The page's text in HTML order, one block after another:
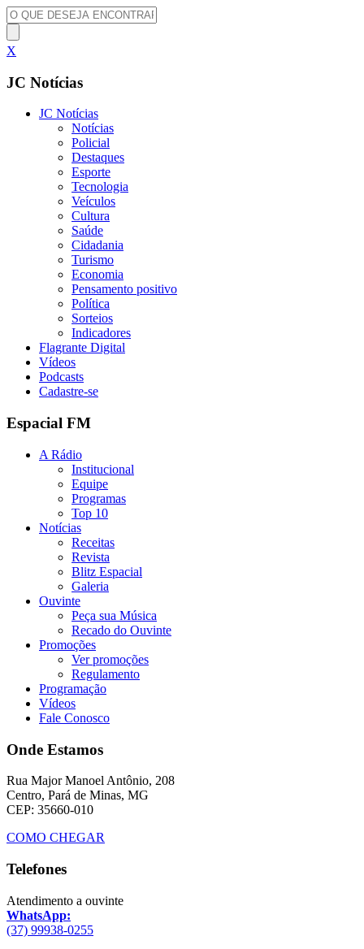
X
JC Notícias
JC Notícias
Notícias
Policial
Destaques
Esporte
Tecnologia
Veículos
Cultura
Saúde
Cidadania
Turismo
Economia
Pensamento positivo
Política
Sorteios
Indicadores
Flagrante Digital
Vídeos
Podcasts
Cadastre-se
Espacial FM
A Rádio
Institucional
Equipe
Programas
Top 10
Notícias
Receitas
Revista
Blitz Espacial
Galeria
Ouvinte
Peça sua Música
Recado do Ouvinte
Promoções
Ver promoções
Regulamento
Programação
Vídeos
Fale Conosco
Onde Estamos
Rua Major Manoel Antônio, 208
Centro, Pará de Minas, MG
CEP: 35660-010
COMO CHEGAR
Telefones
Atendimento a ouvinte
WhatsApp:
(37) 99938-0255